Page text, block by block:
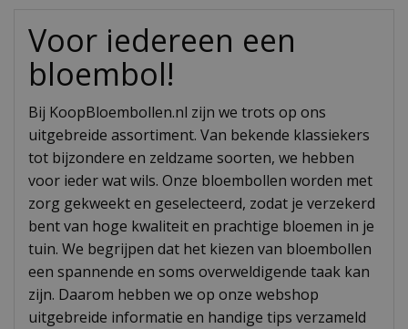
Voor iedereen een
bloembol!
Bij KoopBloembollen.nl zijn we trots op ons
uitgebreide assortiment. Van bekende klassiekers
tot bijzondere en zeldzame soorten, we hebben
voor ieder wat wils. Onze bloembollen worden met
zorg gekweekt en geselecteerd, zodat je verzekerd
bent van hoge kwaliteit en prachtige bloemen in je
tuin. We begrijpen dat het kiezen van bloembollen
een spannende en soms overweldigende taak kan
zijn. Daarom hebben we op onze webshop
uitgebreide informatie en handige tips verzameld